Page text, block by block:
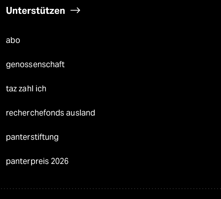
Unterstützen
abo
genossenschaft
taz zahl ich
recherchefonds ausland
panterstiftung
panterpreis 2026